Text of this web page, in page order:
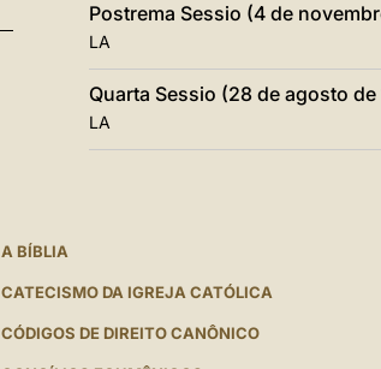
Postrema Sessio (4 de
LA
Quarta Sessio (28 de agosto de
LA
A BÍBLIA
CATECISMO DA IGREJA CATÓLICA
CÓDIGOS DE DIREITO CANÔNICO